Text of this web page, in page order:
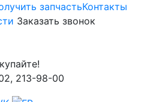
запчастьКонтакты
Заказать звонок
213-98-00